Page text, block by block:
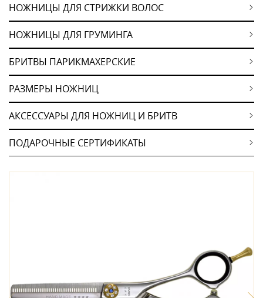
НОЖНИЦЫ ДЛЯ СТРИЖКИ ВОЛОС
НОЖНИЦЫ ДЛЯ ГРУМИНГА
БРИТВЫ ПАРИКМАХЕРСКИЕ
РАЗМЕРЫ НОЖНИЦ
АКСЕССУАРЫ ДЛЯ НОЖНИЦ И БРИТВ
ПОДАРОЧНЫЕ СЕРТИФИКАТЫ